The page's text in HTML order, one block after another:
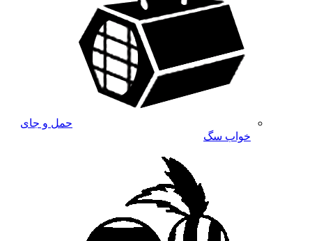
حمل و جای
خواب سگ